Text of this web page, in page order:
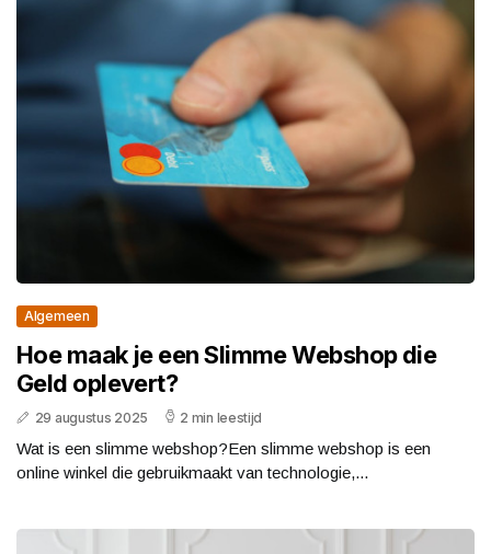
Algemeen
Hoe maak je een Slimme Webshop die
Geld oplevert?
29 augustus 2025 2 min leestijd
Wat is een slimme webshop?Een slimme webshop is een
online winkel die gebruikmaakt van technologie,...